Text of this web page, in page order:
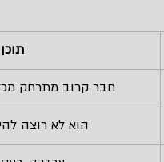
תוכן
חבר קרוב מתרחק
הוא לא רוצה